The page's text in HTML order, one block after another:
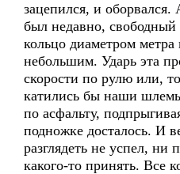
зацепился, и
был недавно, свободный
кольцо диаметром метра
небольшим. Ударь эта
скорости по рулю или,
катились бы наши
по асфальту,
подножке досталось. И
разглядеть не успел, ни
какого-то принять. Все